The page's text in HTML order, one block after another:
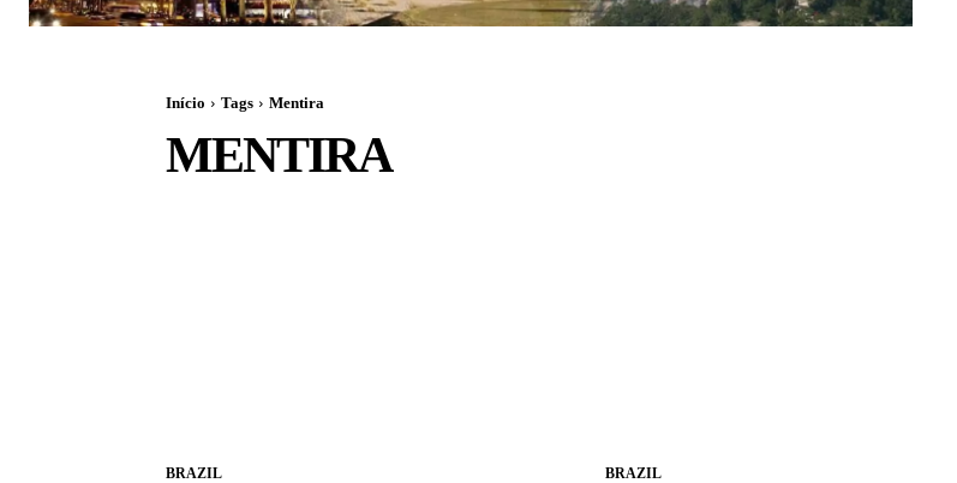
Início Tags Mentira
MENTIRA
BRAZIL BRAZIL